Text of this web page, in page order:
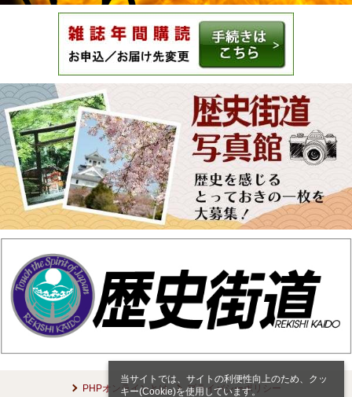
当サイトでは、サイトの利便性向上のため、クッ
キー(Cookie)を使用しています。
PHPオンラインとは プライバシーポリシー